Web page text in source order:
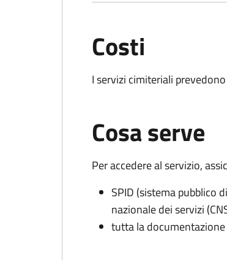
Costi
I servizi cimiteriali
Cosa serve
Per accedere al servizio,
SPID (sistema pubblico
nazionale dei servizi
tutta la